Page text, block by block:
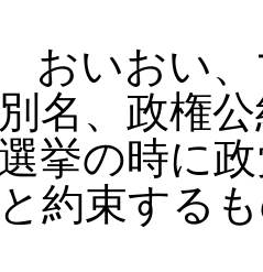
、マニ
名、政権
挙の時に
約束する